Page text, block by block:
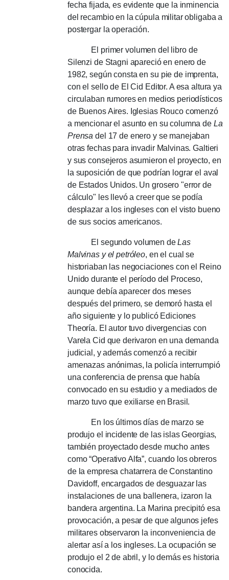
fecha fijada, es evidente que la inminencia
del recambio en la cúpula militar obligaba a
postergar la operación.
El primer volumen del libro de
Silenzi de Stagni apareció en enero de
1982, según consta en su pie de imprenta,
con el sello de El Cid Editor. A esa altura ya
circulaban rumores en medios periodísticos
de Buenos Aires. Iglesias Rouco comenzó
a mencionar el asunto en su columna de La
Prensa del 17 de enero y se manejaban
otras fechas para invadir Malvinas.Galtieri
y sus consejeros asumieron el proyecto, en
la suposición de que podrían lograr el aval
de Estados Unidos. Un grosero "error de
cálculo" les llevó a creer que se podía
desplazar a los ingleses con el visto bueno
de sus socios americanos.
El segundo volumen deLas
Malvinas y el petróleo, en el cual se
historiaban las negociaciones con el Reino
Unido durante el período del Proceso,
aunque debía aparecer dos meses
después del primero, se demoró hasta el
año siguiente y lo publicó Ediciones
Theoría. El autor tuvo divergencias con
Varela Cid que derivaron en una demanda
judicial, y además comenzó a recibir
amenazas anónimas, la policía interrumpió
una conferencia de prensa que había
convocado en su estudio y a mediados de
marzo tuvo que exiliarse en Brasil.
En los últimos días de marzo se
produjo el incidente de las islas Georgias,
también proyectado desde mucho antes
como “Operativo Alfa”, cuando los obreros
de la empresa chatarrera de Constantino
Davidoff, encargados de desguazar las
instalaciones de una ballenera, izaron la
bandera argentina. La Marina precipitó esa
provocación, a pesar de que algunos jefes
militares observaron la inconveniencia de
alertar así a los ingleses. La ocupación se
produjo el 2 de abril, y lo demás es historia
conocida.